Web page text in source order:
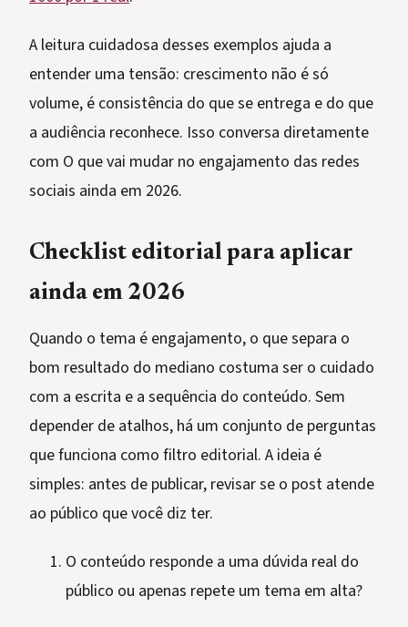
A leitura cuidadosa desses exemplos ajuda a
entender uma tensão: crescimento não é só
volume, é consistência do que se entrega e do que
a audiência reconhece. Isso conversa diretamente
com O que vai mudar no engajamento das redes
sociais ainda em 2026.
Checklist editorial para aplicar
ainda em 2026
Quando o tema é engajamento, o que separa o
bom resultado do mediano costuma ser o cuidado
com a escrita e a sequência do conteúdo. Sem
depender de atalhos, há um conjunto de perguntas
que funciona como filtro editorial. A ideia é
simples: antes de publicar, revisar se o post atende
ao público que você diz ter.
O conteúdo responde a uma dúvida real do
público ou apenas repete um tema em alta?